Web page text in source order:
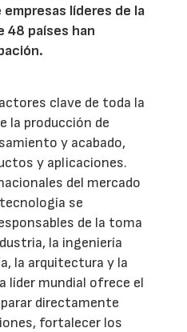
líderes de la
48 países han
clave de toda la
la producción de
y acabado,
y aplicaciones.
del mercado
se
de la toma
la ingeniería
la arquitectura y la
líder mundial ofrece el
directamente
fortalecer los